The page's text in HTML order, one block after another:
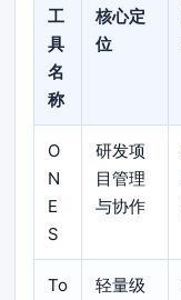
工
具
名
称
核心定
位
O
N
E
S
研发项
目管理
与协作
To
轻量级